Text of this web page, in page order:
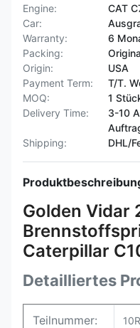
Engine:
CAT
Car:
Warranty:
6
Packing:
Origin:
USA
Payment Term:
T/T.
MOQ:
1
Delivery Time:
3-10
Shipping:
DHL/
Golden Vidar
Caterpillar
Detailliertes
Teilnummer: